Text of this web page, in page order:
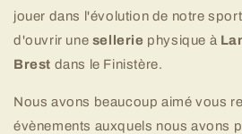
jouer dans l'évolution de notre
d'ouvrir une sellerie physique à
Brest dans le Finistère.
Nous avons beaucoup aimé vous
évènements auxquels nous avons